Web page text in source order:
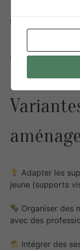
réussie.
durable.
Adapter les
jeune (supports
Organiser des
avec des
Intégrer des